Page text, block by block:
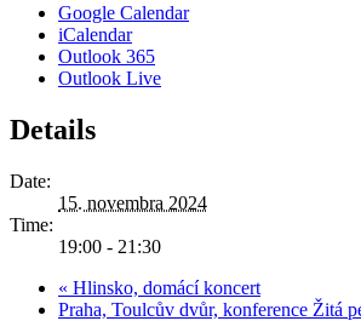
Google Calendar
iCalendar
Outlook 365
Outlook Live
Details
Date:
15. novembra 2024
Time:
19:00 - 21:30
« Hlinsko, domácí koncert
Praha, Toulcův dvůr, konference Žitá